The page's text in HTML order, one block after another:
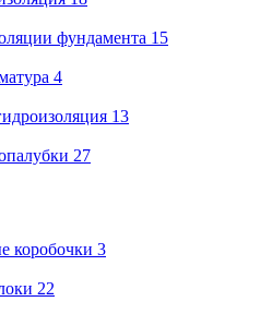
фундамента 15
4
13
27
коробочки 3
22